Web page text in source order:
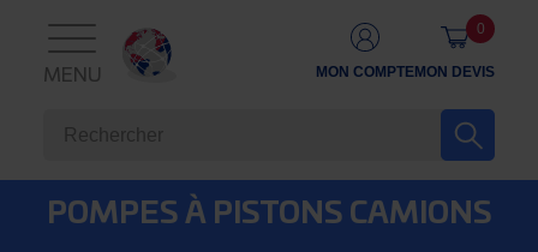
MENU MON COMPTEMON DEVIS
0
POMPES À PISTONS CAMIONS